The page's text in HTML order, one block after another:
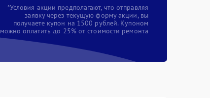
*Условия акции предполагают, что отправляя
заявку через текущую форму акции, вы
получаете купон на 1500 рублей. Купоном
можно оплатить до 25% от стоимости ремонта